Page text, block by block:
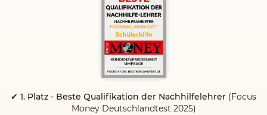
✔ 1. Platz - Beste Qualifikation der Nachhilfelehrer (Focus
Money Deutschlandtest 2025)